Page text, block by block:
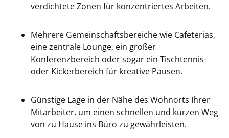
verdichtete Zonen für konzentriertes Arbeiten.
Mehrere Gemeinschaftsbereiche wie Cafeterias,
eine zentrale Lounge, ein großer
Konferenzbereich oder sogar ein Tischtennis-
oder Kickerbereich für kreative Pausen.
Günstige Lage in der Nähe des Wohnorts Ihrer
Mitarbeiter, um einen schnellen und kurzen Weg
von zu Hause ins Büro zu gewährleisten.